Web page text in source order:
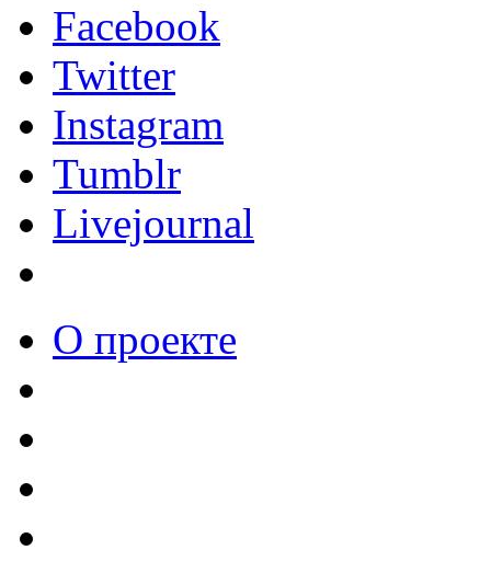
Facebook
Twitter
Instagram
Tumblr
Livejournal
О проекте